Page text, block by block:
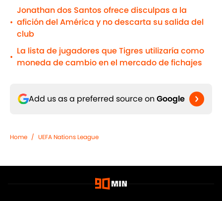
•
Jonathan dos Santos ofrece disculpas a la
afición del América y no descarta su salida del
club
•
La lista de jugadores que Tigres utilizaría como
moneda de cambio en el mercado de fichajes
Add us as a preferred source on Google
Home / UEFA Nations League